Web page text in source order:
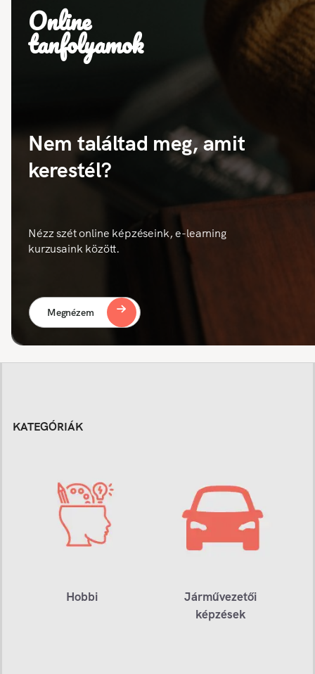
Online
tanfolyamok
Nem találtad meg, amit
kerestél?
Nézz szét online képzéseink, e-learning
kurzusaink között.
Megnézem
KATEGÓRIÁK
Hobbi
Járművezetői
képzések